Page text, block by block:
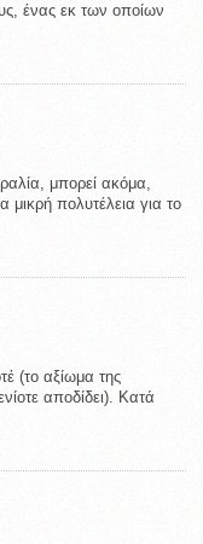
ένας εκ των οποίων
μπορεί ακόμα,
μικρή πολυτέλεια για το
(το αξίωμα της
αποδίδει). Κατά